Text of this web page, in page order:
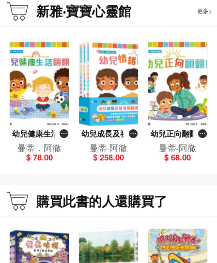
新雅‧寶寶心靈館 更多>
幼兒健康生活翻
翻書[新雅‧寶寶心
靈館]
曼蒂．阿徹
$ 78.00
幼兒成長及社交
翻翻書套裝（一
套4冊）[新雅‧寶
曼蒂‧阿徹
$ 258.00
幼兒正向翻翻書
[新雅‧寶寶心靈
館]
曼蒂‧阿徹
$ 68.00
購買此書的人還購買了